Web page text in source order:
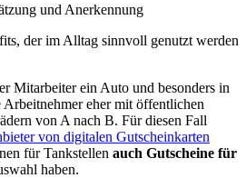
und Anerkennung
der im Alltag sinnvoll genutzt werden
Mitarbeiter ein Auto und besonders in
eher mit öffentlichen
von A nach B. Für diesen Fall
von digitalen Gutscheinkarten
für Tankstellen auch Gutscheine für
haben.